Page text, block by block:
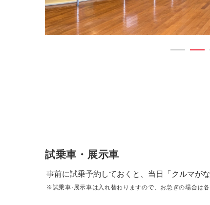
試乗車・展示車
事前に試乗予約しておくと、当日「クルマが
※試乗車·展示車は入れ替わりますので、お急ぎの場合は